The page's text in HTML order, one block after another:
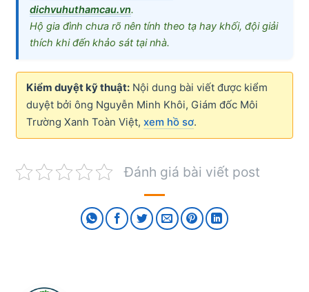
dichvuhuthamcau.vn.
Hộ gia đình chưa rõ nên tính theo tạ hay khối, đội giải
thích khi đến khảo sát tại nhà.
Kiểm duyệt kỹ thuật: Nội dung bài viết được kiểm
duyệt bởi ông Nguyễn Minh Khôi, Giám đốc Môi
Trường Xanh Toàn Việt, xem hồ sơ.
Đánh giá bài viết post